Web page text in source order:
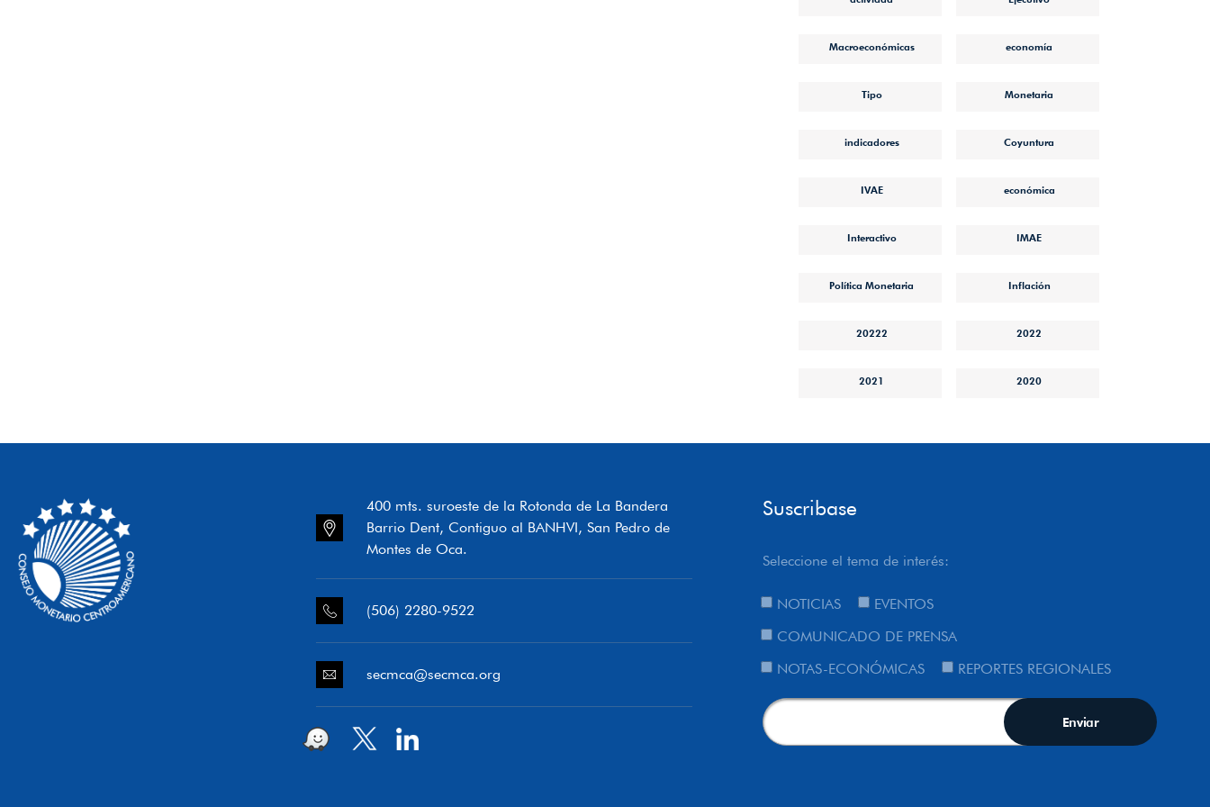
Macroeconómicas economía
Tipo Monetaria
indicadores Coyuntura
IVAE económica
Interactivo IMAE
Política Monetaria Inflación
20222 2022
2021 2020
400 mts. suroeste de la Rotonda de La Bandera
Barrio Dent, Contiguo al BANHVI, San Pedro de
Montes de Oca.
(506) 2280-9522
secmca@secmca.org
Suscribase
Seleccione el tema de interés:
NOTICIAS
EVENTOS
COMUNICADO DE PRENSA
NOTAS-ECONÓMICAS
REPORTES REGIONALES